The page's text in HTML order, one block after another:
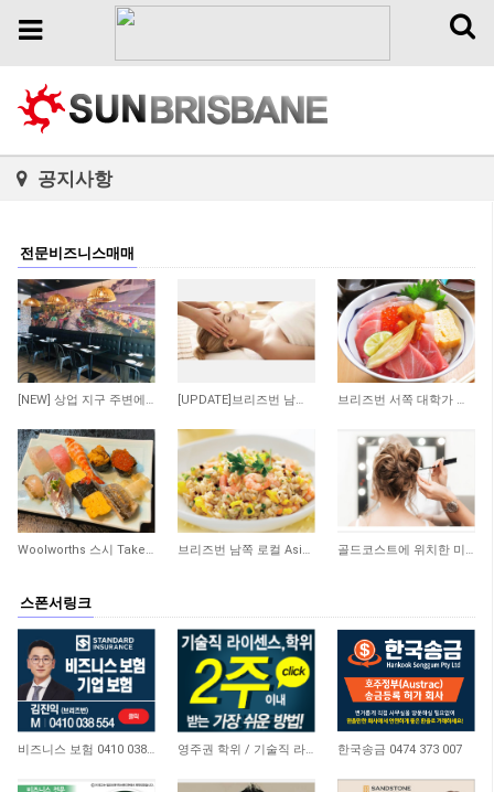
Toggle
Toggle
공지사항
전문비즈니스매매
141 [NEW] 상업 지구 주변에 위치한 저렴한 렌트비의 수익률 좋은 타이 테이크 어웨이 샾 매… 89 [UPDATE]브리즈번 남쪽 저렴한 렌트비 마사지 샾 365 브리즈번 서쪽 대학가 인근 일식당 매매 합니다
404 Woolworths 스시 Take Away 숍 매매합니다 354 브리즈번 남쪽 로컬 Asian 식당 매매합니다 262 골드코스트에 위치한 미용실 매매합니다
스폰서링크
4,648 비즈니스 보험 0410 038 554 21,172 영주권 학위 / 기술직 라이센스 최소2주안에 받기! (요리, 페인팅, 용접, 차일드케어 등… 10,745
한국송금 0474 373 007